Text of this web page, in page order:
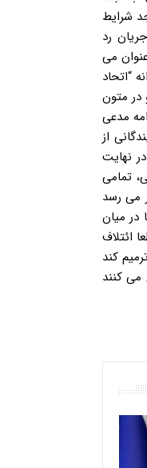
شرایط
رد
می
“اتحاد
در متون
این گزارش در ادامه مدعی
از
نهایت
تمامی
می رسد
در میان
ائتلاف
را ترمیم کند
می کنند